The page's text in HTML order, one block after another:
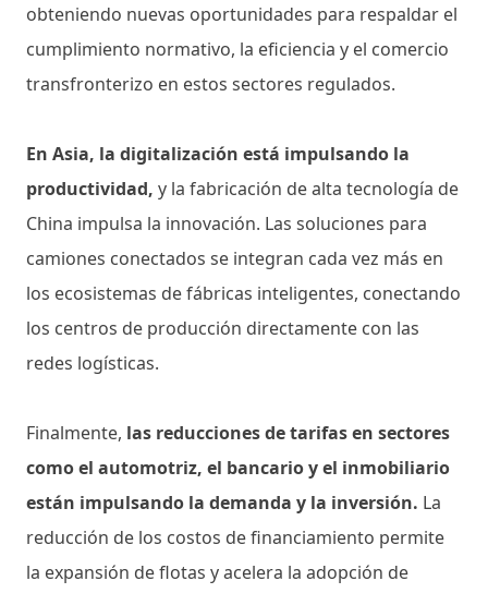
obteniendo nuevas oportunidades para respaldar el
cumplimiento normativo, la eficiencia y el comercio
transfronterizo en estos sectores regulados.
En Asia, la digitalización está impulsando la
productividad, y la fabricación de alta tecnología de
China impulsa la innovación. Las soluciones para
camiones conectados se integran cada vez más en
los ecosistemas de fábricas inteligentes, conectando
los centros de producción directamente con las
redes logísticas.
Finalmente, las reducciones de tarifas en sectores
como el automotriz, el bancario y el inmobiliario
están impulsando la demanda y la inversión. La
reducción de los costos de financiamiento permite
la expansión de flotas y acelera la adopción de